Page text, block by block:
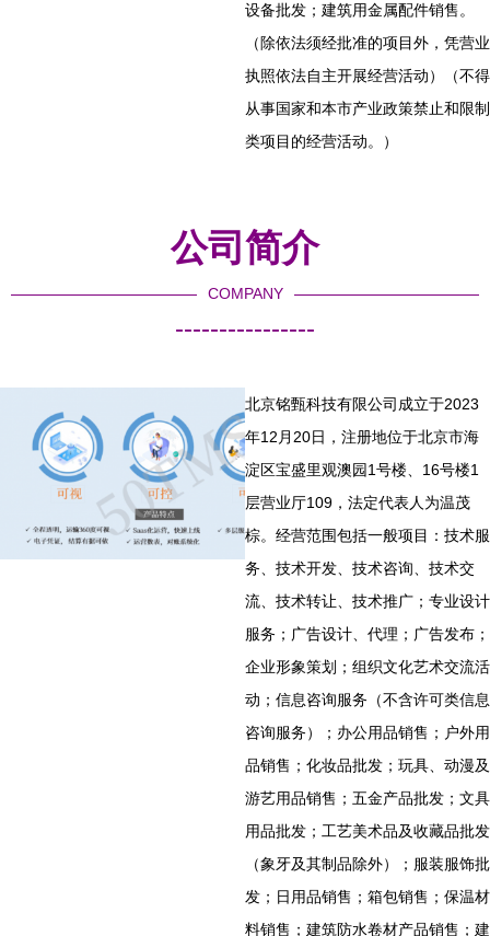
设备批发；建筑用金属配件销售。
（除依法须经批准的项目外，凭营业
执照依法自主开展经营活动）（不得
从事国家和本市产业政策禁止和限制
类项目的经营活动。）
公司简介
COMPANY
----------------
北京铭甄科技有限公司成立于2023
年12月20日，注册地位于北京市海
淀区宝盛里观澳园1号楼、16号楼1
层营业厅109，法定代表人为温茂
棕。经营范围包括一般项目：技术服
务、技术开发、技术咨询、技术交
流、技术转让、技术推广；专业设计
服务；广告设计、代理；广告发布；
企业形象策划；组织文化艺术交流活
动；信息咨询服务（不含许可类信息
咨询服务）；办公用品销售；户外用
品销售；化妆品批发；玩具、动漫及
游艺用品销售；五金产品批发；文具
用品批发；工艺美术品及收藏品批发
（象牙及其制品除外）；服装服饰批
发；日用品销售；箱包销售；保温材
料销售；建筑防水卷材产品销售；建